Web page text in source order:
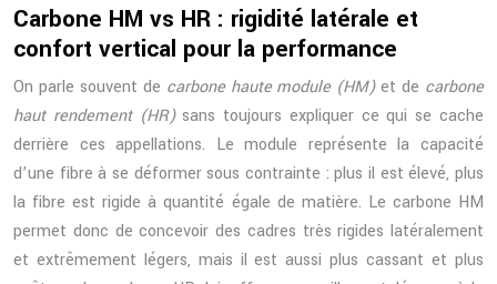
Carbone HM vs HR : rigidité latérale et
confort vertical pour la performance
On parle souvent de carbone haute module (HM)et de carbone
haut rendement (HR)sans toujours expliquer ce qui se cache
derrière ces appellations. Le module représente la capacité
d’une fibre à se déformer sous contrainte : plus il est élevé, plus
la fibre est rigide à quantité égale de matière. Le carbone HM
permet donc de concevoir des cadres très rigides latéralement
et extrêmement légers, mais il est aussi plus cassant et plus